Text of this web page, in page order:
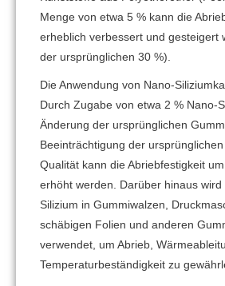
Menge von etwa 5 % kann die
erheblich verbessert und gesteigert
der ursprünglichen 30 %).
Die Anwendung von Nano-
Durch Zugabe von etwa 2 % Nano-
Änderung der ursprünglichen
Beeinträchtigung der
Qualität kann die Abriebfestigkeit
erhöht werden. Darüber hinaus
Silizium in Gummiwalzen,
schäbigen Folien und anderen
verwendet, um Abrieb,
Temperaturbeständigkeit zu